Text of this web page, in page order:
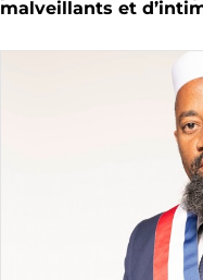
malveillants et